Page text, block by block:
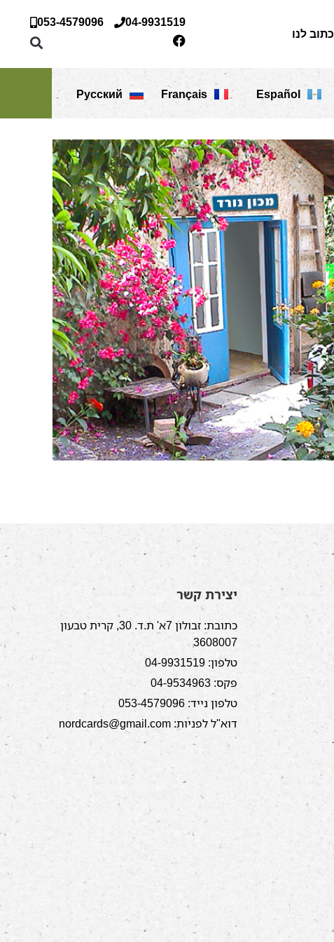
כתוב לנו
04-9931519
053-4579096
Español
Français
Русский
יצירת קשר
כתובת: זבולון 7א' ת.ד. 30, קרית טבעון
3608007
טלפון: 04-9931519
פקס: 04-9534963
טלפון נייד: 053-4579096
דוא"ל לפניות: nordcards@gmail.com